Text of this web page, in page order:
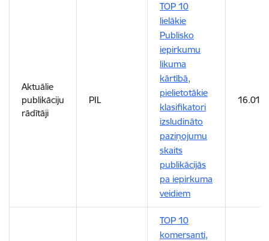
Aktuālie
publikāciju
rādītāji
PIL
TOP 10
lielākie
Publisko
iepirkumu
likuma
kārtībā,
pielietotākie
klasifikatori
izsludināto
paziņojumu
skaits
publikācijās
pa iepirkuma
veidiem
TOP 10
komersanti,